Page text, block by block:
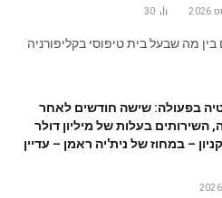
30
מה שבעל בית טיפוסי בקליפורניה
בפעולה: שישה חודשים לאחר
השירותים בעלות של מיליון דולר
– במחוז של נית'יה ראמן – עדיין